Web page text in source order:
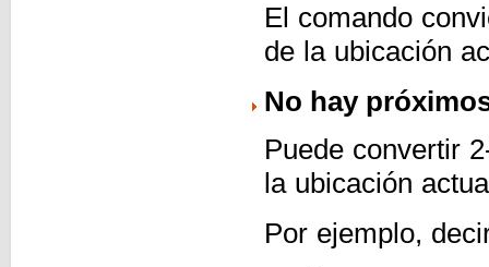
El comando
de la ubicación
No hay
Puede convertir
la ubicación
Por ejemplo,